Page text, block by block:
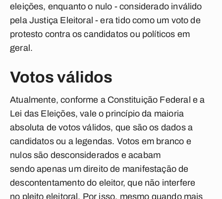
eleições, enquanto o nulo - considerado inválido
pela Justiça Eleitoral - era tido como um voto de
protesto contra os candidatos ou políticos em
geral.
Votos válidos
Atualmente, conforme a Constituição Federal e a
Lei das Eleições, vale o princípio da maioria
absoluta de votos válidos, que são os dados a
candidatos ou a legendas. Votos em branco e
nulos são desconsiderados e acabam
sendo apenas um direito de manifestação de
descontentamento do eleitor, que não interfere
no pleito eleitoral. Por isso, mesmo quando mais